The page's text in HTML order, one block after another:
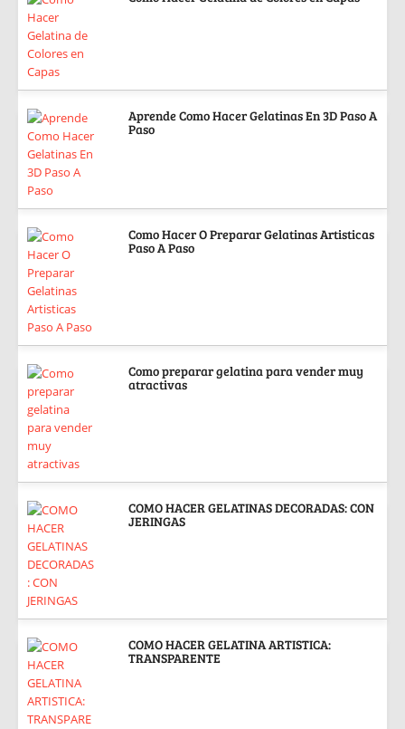
Aprende Como Hacer Gelatinas En 3D Paso A
Paso
Como Hacer O Preparar Gelatinas Artisticas
Paso A Paso
Como preparar gelatina para vender muy
atractivas
COMO HACER GELATINAS DECORADAS: CON
JERINGAS
COMO HACER GELATINA ARTISTICA:
TRANSPARENTE